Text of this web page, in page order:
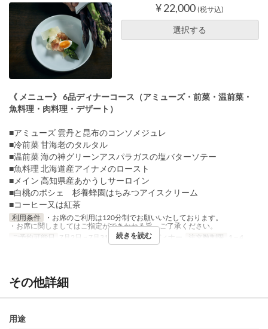
¥ 22,000 (税サ込)
選択する
《 メニュー》 6品ディナーコース（アミューズ・前菜・温前菜・
魚料理・肉料理・デザート）
■アミューズ 雲丹と昆布のコンソメジュレ
■冷前菜 甘海老のタルタル
■温前菜 海の神グリーンアスパラガスの塩バターソテー
■魚料理 北海道産アイナメのロースト
■メイン 高知県産あかうしサーロイン
■白桃のポシェ 杉養蜂園はちみつアイスクリーム
■コーヒー又は紅茶
利用条件
・お席のご利用は120分制でお願いいたしております。
・お席に関しましてはご指定ができかねる旨、ご了承ください。
ご予約可能日
7月2日 ~ 7月31日 食事時間 注文数制限 1 ~ 4
続きを読む
その他詳細
用途